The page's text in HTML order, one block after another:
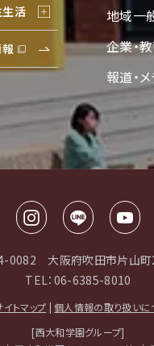
生活
地域一
企業・
報道・
0082 大阪府吹田市片山
TEL：06-6385-8010
イトマップ |個人情報の取り扱いに
[西大和学園グループ]